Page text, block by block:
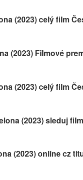
(2023) celý film
(2023) Filmové
(2023) celý film
(2023) sleduj
(2023) online cz